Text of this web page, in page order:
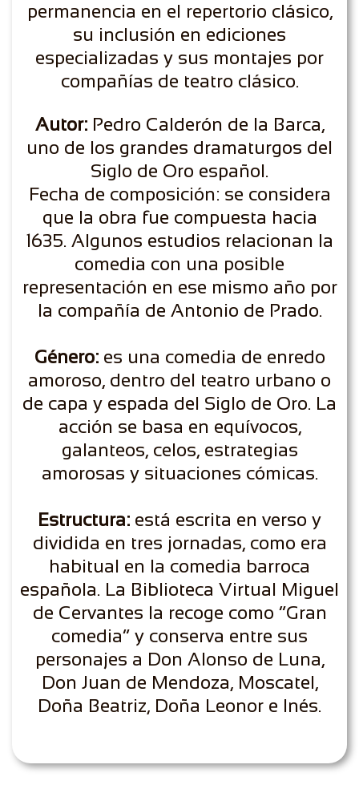
permanencia en el repertorio clásico,
su inclusión en ediciones
especializadas y sus montajes por
compañías de teatro clásico.
Autor:Pedro Calderón de la Barca,
uno de los grandes dramaturgos del
Siglo de Oro español.
Fecha de composición: se considera
que la obra fue compuesta hacia
1635. Algunos estudios relacionan la
comedia con una posible
representación en ese mismo año por
la compañía de Antonio de Prado.
Género: es una comedia de enredo
amoroso, dentro del teatro urbano o
de capa y espada del Siglo de Oro. La
acción se basa en equívocos,
galanteos, celos, estrategias
amorosas y situaciones cómicas.
Estructura: está escrita en verso y
dividida en tres jornadas, como era
habitual en la comedia barroca
española. La Biblioteca Virtual Miguel
de Cervantes la recoge como “Gran
comedia” y conserva entre sus
personajes a Don Alonso de Luna,
Don Juan de Mendoza, Moscatel,
Doña Beatriz, Doña Leonor e Inés.